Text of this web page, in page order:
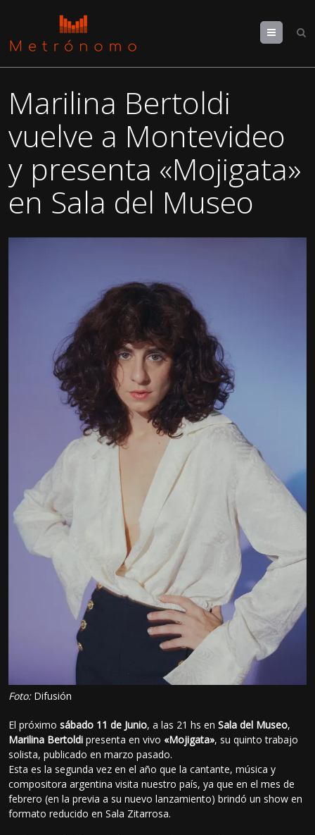
Menu
Marilina Bertoldi
vuelve a Montevideo
y presenta «Mojigata»
en Sala del Museo
Foto:Difusión
El próximosábado 11 de Junio, a las 21 hs enSala del Museo,
Marilina Bertoldi presenta en vivo «Mojigata», su quinto trabajo
solista, publicado en marzo pasado.
Esta es la segunda vez en el año que la cantante, música y
compositora argentina visita nuestro país, ya que en el mes de
febrero (en la previa a su nuevo lanzamiento) brindó un show en
formato reducido en Sala Zitarrosa.